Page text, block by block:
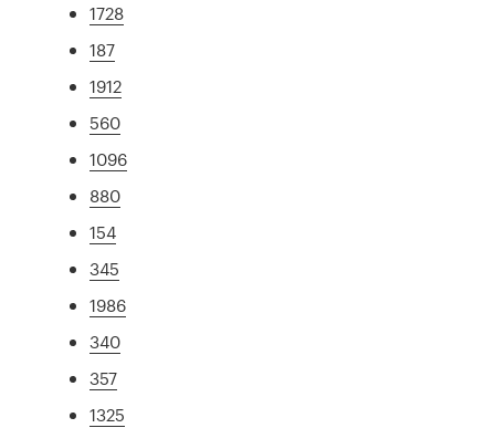
1728
187
1912
560
1096
880
154
345
1986
340
357
1325